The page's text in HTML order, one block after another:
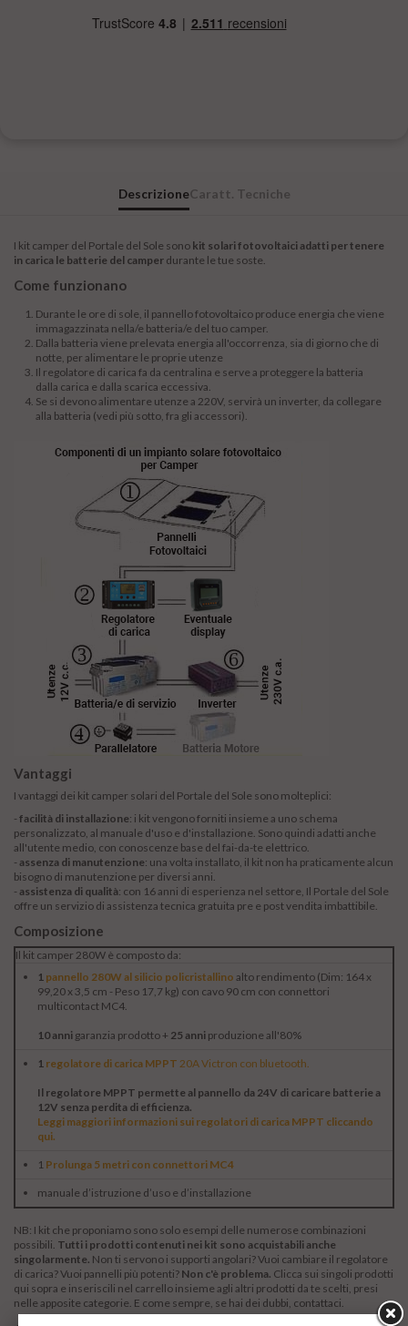
DescrizioneCaratt. Tecniche
I kit camper del Portale del Sole sono kit solari fotovoltaici adatti per tenere
in carica le batterie del camper durante le tue soste.
Come funzionano
Durante le ore di sole, il pannello fotovoltaico produce energia che viene
immagazzinata nella/e batteria/e del tuo camper.
Dalla batteria viene prelevata energia all'occorrenza, sia di giorno che di
notte, per alimentare le proprie utenze
Il regolatore di carica fa da centralina e serve a proteggere la batteria
dalla carica e dalla scarica eccessiva.
Se si devono alimentare utenze a 220V, servirà un inverter, da collegare
alla batteria (vedi più sotto, fra gli accessori).
Vantaggi
I vantaggi dei kit camper solari del Portale del Sole sono molteplici:
- facilità di installazione: i kit vengono forniti insieme a uno schema
personalizzato, al manuale d'uso e d'installazione. Sono quindi adatti anche
all'utente medio, con conoscenze base del fai-da-te elettrico.
- assenza di manutenzione: una volta installato, il kit non ha praticamente alcun
bisogno di manutenzione per diversi anni.
- assistenza di qualità: con 16 anni di esperienza nel settore, Il Portale del Sole
offre un servizio di assistenza tecnica gratuita pre e post vendita imbattibile.
Composizione
Il kit camper 280W è composto da:
1 pannello 280W al silicio policristallino alto rendimento (Dim: 164 x
99,20 x 3,5 cm - Peso 17,7 kg) con cavo 90 cm con connettori
multicontact MC4.
10 anni garanzia prodotto + 25 anni produzione all'80%
1 regolatore di carica MPPT 20A Victron con bluetooth.
Il regolatore MPPT permette al pannello da 24V di caricare batterie a
12V senza perdita di efficienza.
Leggi maggiori informazioni sui regolatori di carica MPPT cliccando
qui.
1 Prolunga 5 metri con connettori MC4
manuale d’istruzione d’uso e d’installazione
NB: I kit che proponiamo sono solo esempi delle numerose combinazioni
possibili. Tutti i prodotti contenuti nei kit sono acquistabili anche
singolarmente. Non ti servono i supporti angolari? Vuoi cambiare il regolatore
di carica? Vuoi pannelli più potenti? Non c'è problema. Clicca sui singoli prodotti
qui sopra e inseriscili nel carrello insieme agli altri prodotti da te scelti, presi
nelle apposite categorie. E come sempre, se hai dei dubbi, contattaci.